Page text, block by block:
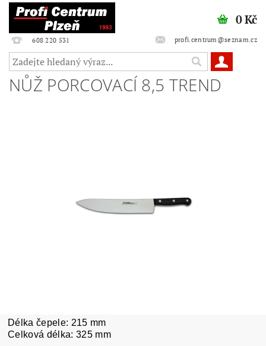
608 220 531 profi.centrum@seznam.cz
0 Kč
NŮŽ PORCOVACÍ 8,5 TREND
Délka čepele: 215 mm
Celková délka: 325 mm